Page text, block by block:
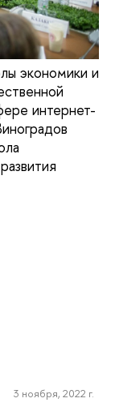
экономики и
интернет-
3 ноября, 2022 г.